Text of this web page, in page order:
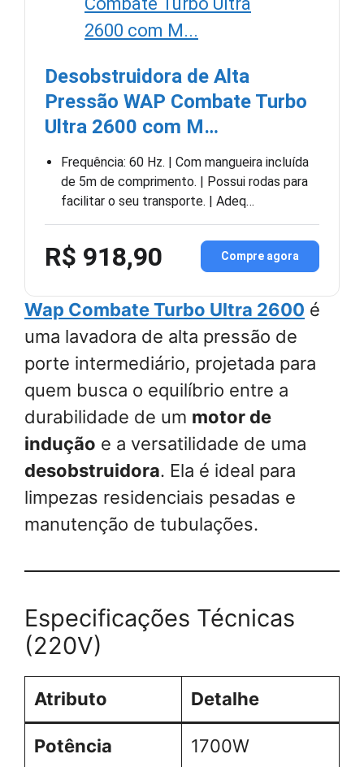
Desobstruidora de Alta
Pressão WAP Combate Turbo
Ultra 2600 com M…
Frequência: 60 Hz. | Com mangueira incluída
de 5m de comprimento. | Possui rodas para
facilitar o seu transporte. | Adeq…
R$ 918,90 Compre agora
Wap Combate Turbo Ultra 2600 é
uma lavadora de alta pressão de
porte intermediário, projetada para
quem busca o equilíbrio entre a
durabilidade de um motor de
indução e a versatilidade de uma
desobstruidora. Ela é ideal para
limpezas residenciais pesadas e
manutenção de tubulações.
Especificações Técnicas
(220V)
Atributo Detalhe
Potência 1700W